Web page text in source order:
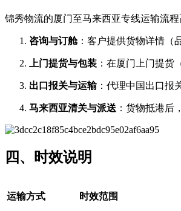
锦秀物流的厦门至马来西亚专线运输流程
咨询与订舱：客户提供货物详情（
上门提货与包装 ：在厦门上门提货
出口报关与运输：代理中国出口报
马来西亚清关与派送 ：货物抵港后
四、时效说明
运输方式 时效范围